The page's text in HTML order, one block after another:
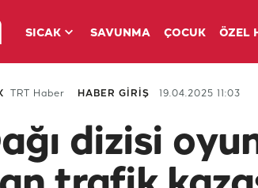
SICAK SAVUNMA ÇOCUK ÖZEL
TRT Haber HABER GİRİŞ 19.04.2025 11:03
dizisi